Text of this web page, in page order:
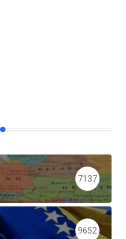
7137
9652